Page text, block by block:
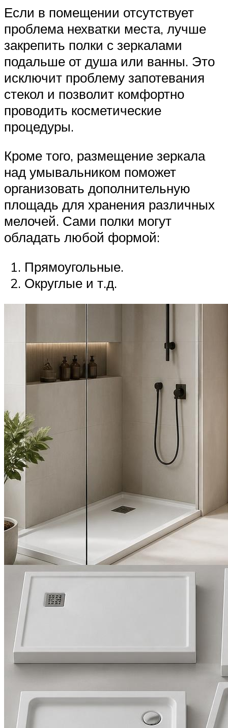
Если в помещении отсутствует
проблема нехватки места, лучше
закрепить полки с зеркалами
подальше от душа или ванны. Это
исключит проблему запотевания
стекол и позволит комфортно
проводить косметические
процедуры.
Кроме того, размещение зеркала
над умывальником поможет
организовать дополнительную
площадь для хранения различных
мелочей. Сами полки могут
обладать любой формой:
Прямоугольные.
Округлые и т.д.